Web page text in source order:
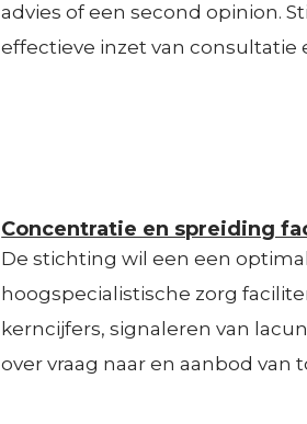
advies of een second opinion.
effectieve inzet van consultatie
Concentratie en spreiding
De stichting wil een een
hoogspecialistische zorg
kerncijfers, signaleren van
over vraag naar en aanbod van